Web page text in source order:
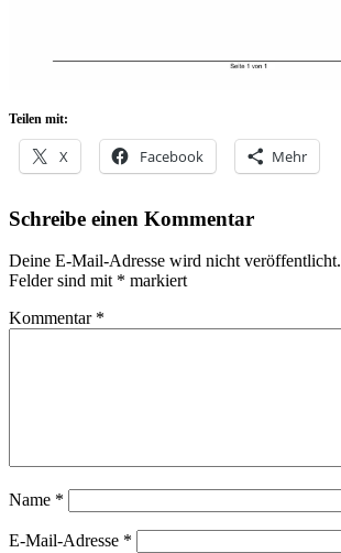
Teilen mit:
X Facebook Mehr
Schreibe einen Kommentar
Deine E-Mail-Adresse wird nicht veröffentlicht.
Felder sind mit * markiert
Kommentar *
Name *
E-Mail-Adresse *